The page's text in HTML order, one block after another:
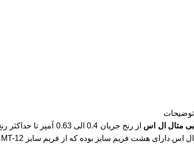
توضیحات
بی متال ال اس
ال اس دارای هشت فریم سایز بوده که از فریم سایز MT-12 شروع و آخرین فریم سایز آن MT-800 می باشد.